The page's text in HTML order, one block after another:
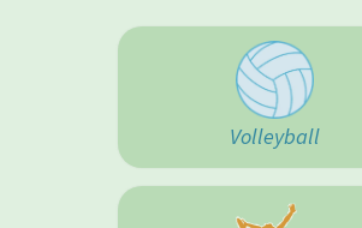
Volleyball